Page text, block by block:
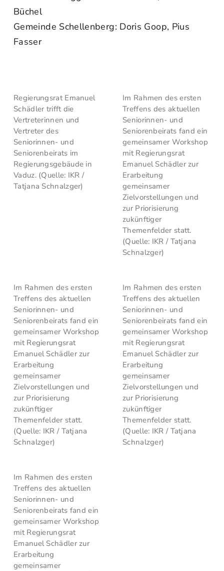
Büchel
Gemeinde Schellenberg: Doris Goop, Pius
Fasser
Regierungsrat Emanuel
Schädler trifft die
Vertreterinnen und
Vertreter des
Seniorinnen- und
Seniorenbeirats im
Regierungsgebäude in
Vaduz. (Quelle: IKR /
Tatjana Schnalzger)
Im Rahmen des ersten
Treffens des aktuellen
Seniorinnen- und
Seniorenbeirats fand ein
gemeinsamer Workshop
mit Regierungsrat
Emanuel Schädler zur
Erarbeitung
gemeinsamer
Zielvorstellungen und
zur Priorisierung
zukünftiger
Themenfelder statt.
(Quelle: IKR / Tatjana
Schnalzger)
Im Rahmen des ersten
Treffens des aktuellen
Seniorinnen- und
Seniorenbeirats fand ein
gemeinsamer Workshop
mit Regierungsrat
Emanuel Schädler zur
Erarbeitung
gemeinsamer
Zielvorstellungen und
zur Priorisierung
zukünftiger
Themenfelder statt.
(Quelle: IKR / Tatjana
Schnalzger)
Im Rahmen des ersten
Treffens des aktuellen
Seniorinnen- und
Seniorenbeirats fand ein
gemeinsamer Workshop
mit Regierungsrat
Emanuel Schädler zur
Erarbeitung
gemeinsamer
Zielvorstellungen und
zur Priorisierung
zukünftiger
Themenfelder statt.
(Quelle: IKR / Tatjana
Schnalzger)
Im Rahmen des ersten
Treffens des aktuellen
Seniorinnen- und
Seniorenbeirats fand ein
gemeinsamer Workshop
mit Regierungsrat
Emanuel Schädler zur
Erarbeitung
gemeinsamer